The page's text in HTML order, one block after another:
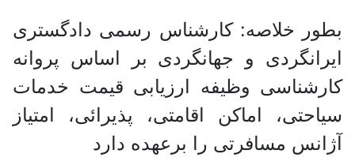
بطور خلاصه: کارشناس رسمی دادگستری
ایرانگردی و جهانگردی بر اساس پروانه
کارشناسی وظیفه ارزیابی قیمت خدمات
سیاحتی، اماکن اقامتی، پذیرائی، امتیاز
آژانس مسافرتی را برعهده دارد